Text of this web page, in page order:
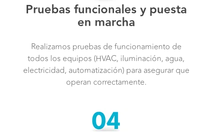
Pruebas funcionales y puesta
en marcha
Realizamos pruebas de funcionamiento de
todos los equipos (HVAC, iluminación, agua,
electricidad, automatización) para asegurar que
operan correctamente.